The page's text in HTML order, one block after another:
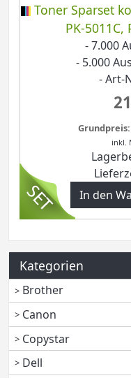
Toner Sparset
PK-5011C,
- 7.000
- 5.000
- Art-
Grundpreis:
inkl.
In den
Kategorien
Brother
Canon
Copystar
Dell